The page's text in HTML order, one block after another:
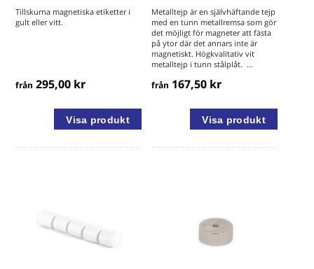
Tillskurna magnetiska etiketter i
gult eller vitt.
från 295,00 kr
Metalltejp är en självhäftande tejp
med en tunn metallremsa som gör
det möjligt för magneter att fästa
på ytor där det annars inte är
magnetiskt. Högkvalitativ vit
metalltejp i tunn stålplåt. ...
från 167,50 kr